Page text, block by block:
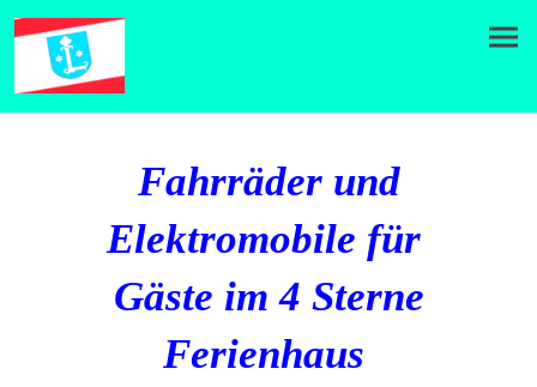
Fahrräder und
Elektromobile für
Gäste im 4 Sterne
Ferienhaus